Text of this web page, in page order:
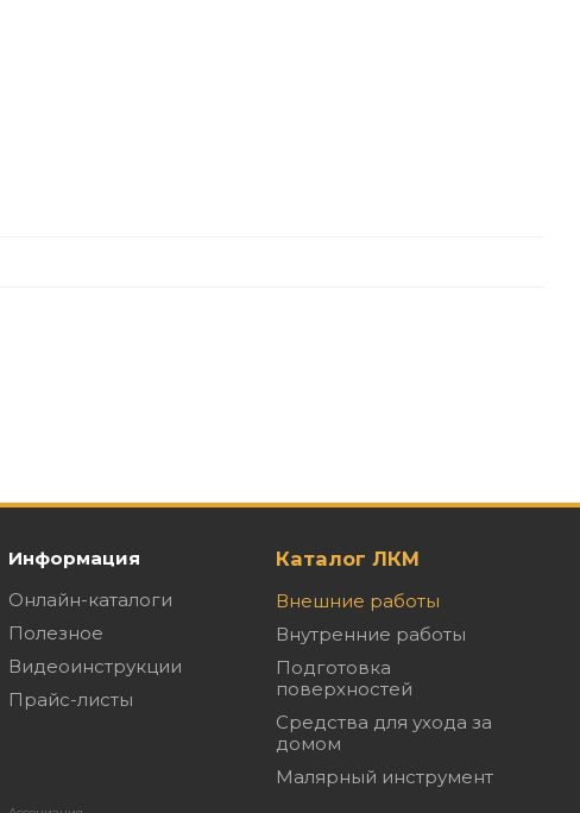
Информация
Онлайн-каталоги
Полезное
Видеоинструкции
Прайс-листы
Каталог ЛКМ
Внешние работы
Внутренние работы
Подготовка
поверхностей
Средства для ухода за
домом
Малярный инструмент